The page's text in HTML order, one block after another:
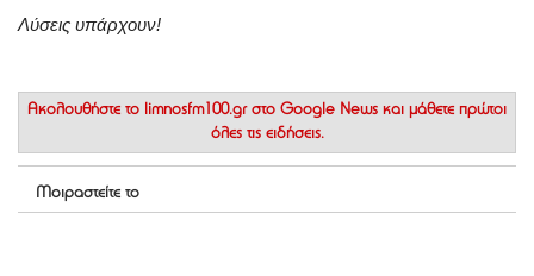
Λύσεις υπάρχουν!
Ακολουθήστε το limnosfm100.gr στο Google News και μάθετε πρώτοι
όλες τις ειδήσεις.
Μοιραστείτε το